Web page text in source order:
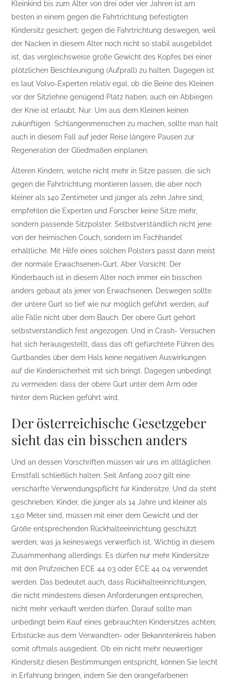
Kleinkind bis zum Alter von drei oder vier Jahren ist am
besten in einem gegen die Fahrtrichtung befestigten
Kindersitz gesichert; gegen die Fahrtrichtung deswegen, weil
der Nacken in diesem Alter noch nicht so stabil ausgebildet
ist, das vergleichsweise große Gewicht des Kopfes bei einer
plötzlichen Beschleunigung (Aufprall) zu halten. Dagegen ist
es laut Volvo-Experten relativ egal, ob die Beine des Kleinen
vor der Sitzlehne genügend Platz haben; auch ein Abbiegen
der Knie ist erlaubt. Nur: Um aus dem Kleinen keinen
zukünftigen Schlangenmenschen zu machen, sollte man halt
auch in diesem Fall auf jeder Reise längere Pausen zur
Regeneration der Gliedmaßen einplanen.
Älteren Kindern, welche nicht mehr in Sitze passen, die sich
gegen die Fahrtrichtung montieren lassen, die aber noch
kleiner als 140 Zentimeter und jünger als zehn Jahre sind,
empfehlen die Experten und Forscher keine Sitze mehr,
sondern passende Sitzpolster. Selbstverständlich nicht jene
von der heimischen Couch, sondern im Fachhandel
erhältliche. Mit Hilfe eines solchen Polsters passt dann meist
der normale Erwachsenen-Gurt. Aber Vorsicht: Der
Kinderbauch ist in diesem Alter noch immer ein bisschen
anders gebaut als jener von Erwachsenen. Deswegen sollte
der untere Gurt so tief wie nur möglich geführt werden, auf
alle Fälle nicht über dem Bauch. Der obere Gurt gehört
selbstverständlich fest angezogen. Und in Crash- Versuchen
hat sich herausgestellt, dass das oft gefürchtete Führen des
Gurtbandes über dem Hals keine negativen Auswirkungen
auf die Kindersicherheit mit sich bringt. Dagegen unbedingt
zu vermeiden: dass der obere Gurt unter dem Arm oder
hinter dem Rücken geführt wird.
Der österreichische Gesetzgeber
sieht das ein bisschen anders
Und an dessen Vorschriften müssen wir uns im alltäglichen
Ernstfall schließlich halten: Seit Anfang 2007 gilt eine
verschärfte Verwendungspflicht für Kindersitze. Und da steht
geschrieben: Kinder, die jünger als 14 Jahre und kleiner als
1,50 Meter sind, müssen mit einer dem Gewicht und der
Größe entsprechenden Rückhalteeinrichtung geschützt
werden; was ja keineswegs verwerflich ist. Wichtig in diesem
Zusammenhang allerdings: Es dürfen nur mehr Kindersitze
mit den Prüfzeichen ECE 44 03 oder ECE 44 04 verwendet
werden. Das bedeutet auch, dass Rückhalteeinrichtungen,
die nicht mindestens diesen Anforderungen entsprechen,
nicht mehr verkauft werden dürfen. Darauf sollte man
unbedingt beim Kauf eines gebrauchten Kindersitzes achten;
Erbstücke aus dem Verwandten- oder Bekanntenkreis haben
somit oftmals ausgedient. Ob ein nicht mehr neuwertiger
Kindersitz diesen Bestimmungen entspricht, können Sie leicht
in Erfahrung bringen, indem Sie den orangefarbenen